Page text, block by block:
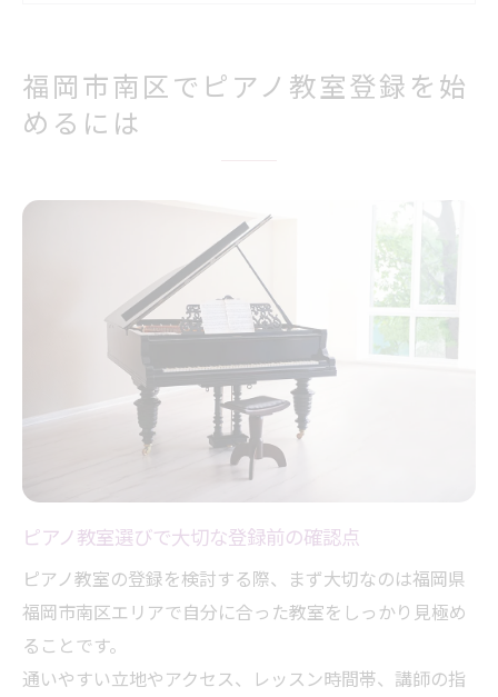
ピアノ教室登録後のレッスン開始までの流
れ
ピアノ教室登録時に必要な手続きの流れ解
ピアノ教室の登録フォームや連絡方法の違
ピアノ教室登録にかかる日数とスムーズな
進め方
ピアノ教室申込後のフォロー体制と安心感
みやま市で選べるピアノ教室の登録対応例
大人も安心ピアノ教室入会方法のポイント
ピアノ教室で大人が登録時に考慮すべき点
年齢を気にせず始められるピアノ教室の選
び方
ピアノ教室で人気の大人向けコース登録手
順
福岡市南区でピアノ教室登録を始
めるには
ピアノ教室選びで大切な登録前の確認点
ピアノ教室の登録を検討する際、まず大切なのは福岡県
福岡市南区エリアで自分に合った教室をしっかり見極め
ることです。
通いやすい立地やアクセス、レッスン時間帯、講師の指